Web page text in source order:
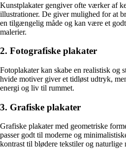
Kunstplakater gengiver ofte værker af
illustrationer. De giver mulighed for at
en tilgængelig måde og kan være et
malerier.
2. Fotografiske plakater
Fotoplakater kan skabe en realistisk og
hvide motiver giver et tidløst udtryk,
energi og liv til rummet.
3. Grafiske plakater
Grafiske plakater med geometriske
passer godt til moderne og
kontrast til blødere tekstiler og naturlige